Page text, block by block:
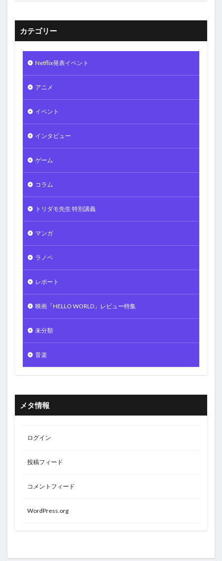
カテゴリー
Netflix発表イベント
アニメ
イベント
インタビュー
ゲーム
コラム
トリダモ先生 特別講義
マンガ
ラノベ
レポート
映画「HELLO WORLD」レビュー特集
未分類
音楽
メタ情報
ログイン
投稿フィード
コメントフィード
WordPress.org